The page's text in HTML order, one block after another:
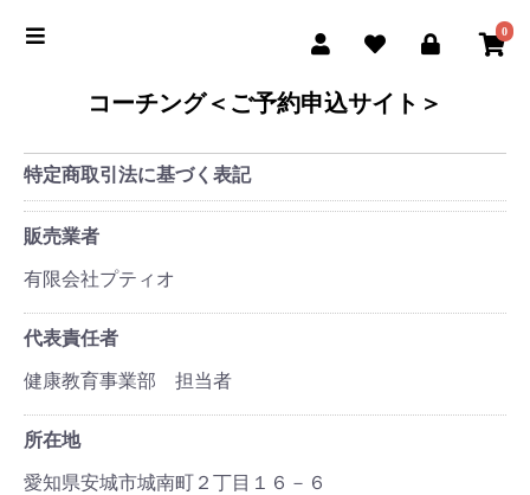
0
コーチング＜ご予約申込サイト＞
特定商取引法に基づく表記
販売業者
有限会社プティオ
代表責任者
健康教育事業部 担当者
所在地
愛知県安城市城南町２丁目１６－６